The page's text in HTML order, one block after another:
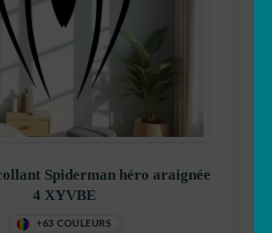
Spiderman héro araignée
4 XYVBE
+63 COULEURS